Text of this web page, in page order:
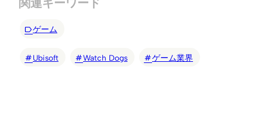
関連キーワード
ゲーム
Ubisoft Watch Dogs ゲーム業界